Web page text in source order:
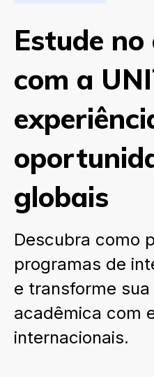
Estude
com a
globais
Descubra como
programas de
e transforme
acadêmica com
internacionais.